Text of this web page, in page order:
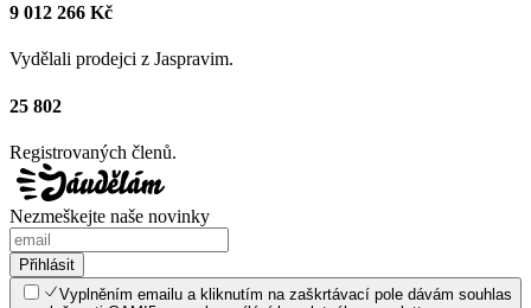
9 012 266 Kč
Vydělali prodejci z Jaspravim.
25 802
Registrovaných členů.
Nezmeškejte naše novinky
Přihlásit
Vyplněním emailu a kliknutím na zaškrtávací pole dávám souhlas